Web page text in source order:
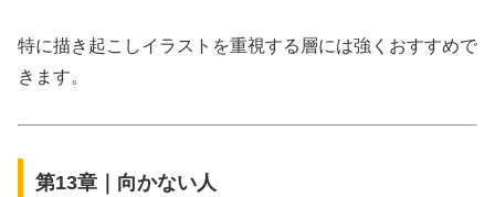
特に描き起こしイラストを重視する層には強くおすすめで
きます。
第13章｜向かない人